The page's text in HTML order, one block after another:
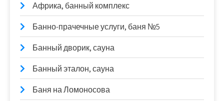
Африка, банный комплекс
Банно-прачечные услуги, баня №5
Банный дворик, сауна
Банный эталон, сауна
Баня на Ломоносова